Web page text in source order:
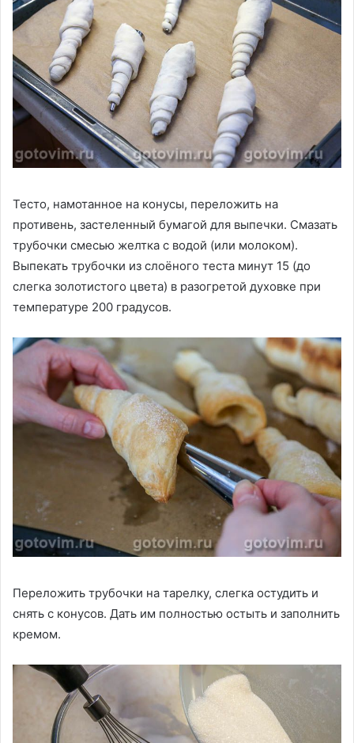
Тесто, намотанное на конусы, переложить на
противень, застеленный бумагой для выпечки. Смазать
трубочки смесью желтка с водой (или молоком).
Выпекать трубочки из слоёного теста минут 15 (до
слегка золотистого цвета) в разогретой духовке при
температуре 200 градусов.
Переложить трубочки на тарелку, слегка остудить и
снять с конусов. Дать им полностью остыть и заполнить
кремом.